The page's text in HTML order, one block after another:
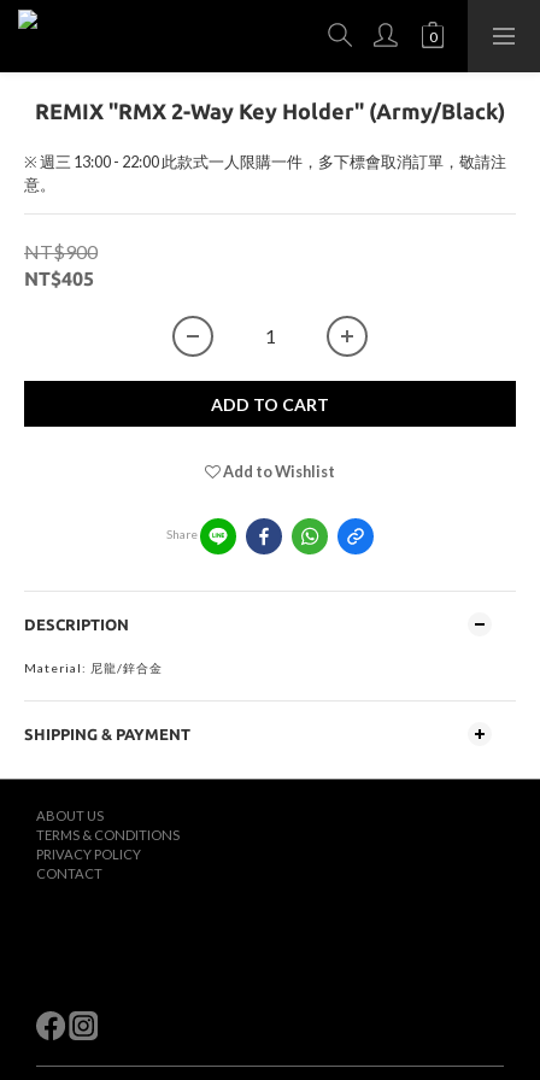
REMIX "RMX 2-Way Key Holder" (Army/Black)
※ 週三 13:00 - 22:00 此款式一人限購一件，多下標會取消訂單，敬請注
意。
NT$900
NT$405
ADD TO CART
Add to Wishlist
Share
DESCRIPTION
Material: 尼龍/鋅合金
SHIPPING & PAYMENT
ABOUT US
TERMS & CONDITIONS
PRIVACY POLICY
CONTACT